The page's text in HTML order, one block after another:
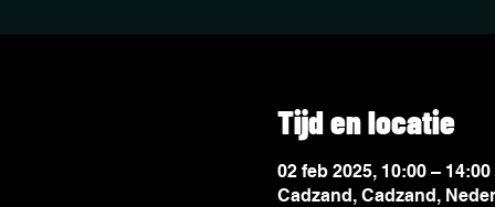
Tijd en locatie
02 feb 2025, 10:00 – 14:00
Cadzand, Cadzand,